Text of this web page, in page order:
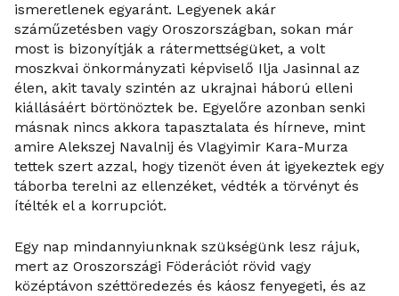
ismeretlenek egyaránt. Legyenek akár
száműzetésben vagy Oroszországban, sokan már
most is bizonyítják a rátermettségüket, a volt
moszkvai önkormányzati képviselő Ilja Jasinnal az
élen, akit tavaly szintén az ukrajnai háború elleni
kiállásáért börtönöztek be. Egyelőre azonban senki
másnak nincs akkora tapasztalata és hírneve, mint
amire Alekszej Navalnij és Vlagyimir Kara-Murza
tettek szert azzal, hogy tizenöt éven át igyekeztek egy
táborba terelni az ellenzéket, védték a törvényt és
ítélték el a korrupciót.
Egy nap mindannyiunknak szükségünk lesz rájuk,
mert az Oroszországi Föderációt rövid vagy
középtávon széttöredezés és káosz fenyegeti, és az